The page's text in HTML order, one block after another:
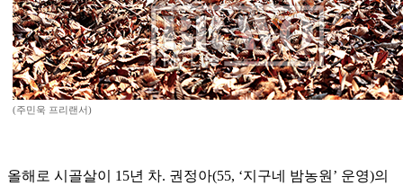
(주민욱 프리랜서)
올해로 시골살이 15년 차. 권정아(55, ‘지구네 밤농원’ 운영)의